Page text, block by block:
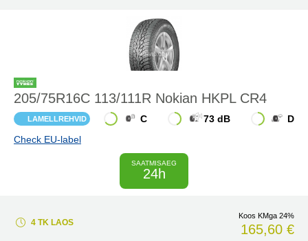
205/75R16C 113/111R Nokian HKPL CR4
LAMELLREHVID C 73 dB
D
Check EU-label
SAATMISAEG
24h
4 TK LAOS
Koos KMga 24%
165,60 €